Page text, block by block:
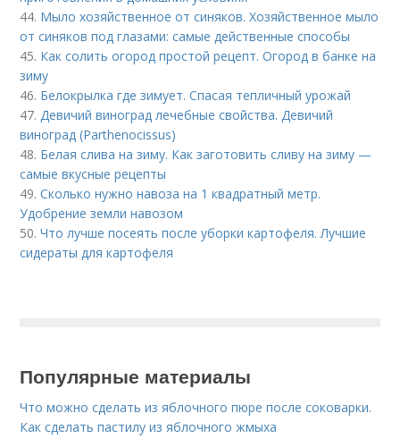
44. Мыло хозяйственное от синяков. Хозяйственное мыло
от синяков под глазами: самые действенные способы
45. Как солить огород простой рецепт. Огород в банке на
зиму
46. Белокрылка где зимует. Спасая тепличный урожай
47. Девичий виноград лечебные свойства. Девичий
виноград (Parthenocissus)
48. Белая слива на зиму. Как заготовить сливу на зиму —
самые вкусные рецепты
49.Сколько нужно навоза на 1 квадратный метр.
Удобрение земли навозом
50.Что лучше посеять после уборки картофеля. Лучшие
сидераты для картофеля
Популярные материалы
Что можно сделать из яблочного пюре после соковарки.
Как сделать пастилу из яблочного жмыха